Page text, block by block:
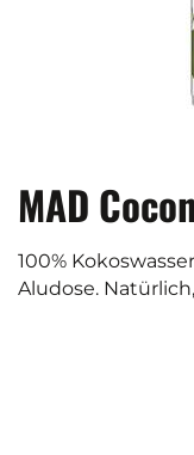
MAD
100%
Aludose.